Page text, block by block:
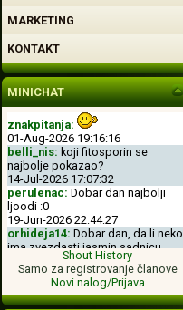
MARKETING
KONTAKT
MINICHAT
znakpitanja:
01-Aug-2026 19:16:16
belli_nis: koji fitosporin se
najbolje pokazao?
14-Jul-2026 17:07:32
perulenac: Dobar dan najbolji
ljoodi :0
19-Jun-2026 22:44:27
orhideja14: Dobar dan, da li neko
ima zvezdasti jasmin sadnicu.
04-Jun-2026 11:50:00
perulenac:Dobro veche dobri
ljoodi :-D
26-May-2026 23:11:49
Shout History
Samo za registrovanje članove
Novi nalog/Prijava